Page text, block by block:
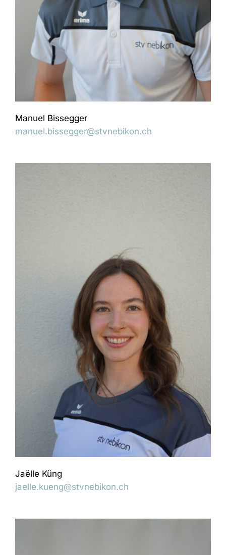
Manuel Bissegger
manuel.bissegger@stvnebikon.ch
Jaëlle Küng
jaelle.kueng@stvnebikon.ch